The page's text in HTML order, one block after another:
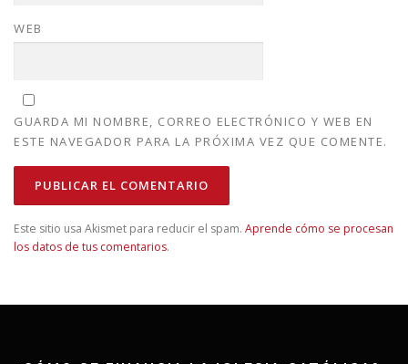
WEB
GUARDA MI NOMBRE, CORREO ELECTRÓNICO Y WEB EN
ESTE NAVEGADOR PARA LA PRÓXIMA VEZ QUE COMENTE.
Este sitio usa Akismet para reducir el spam. Aprende cómo se procesan
los datos de tus comentarios.